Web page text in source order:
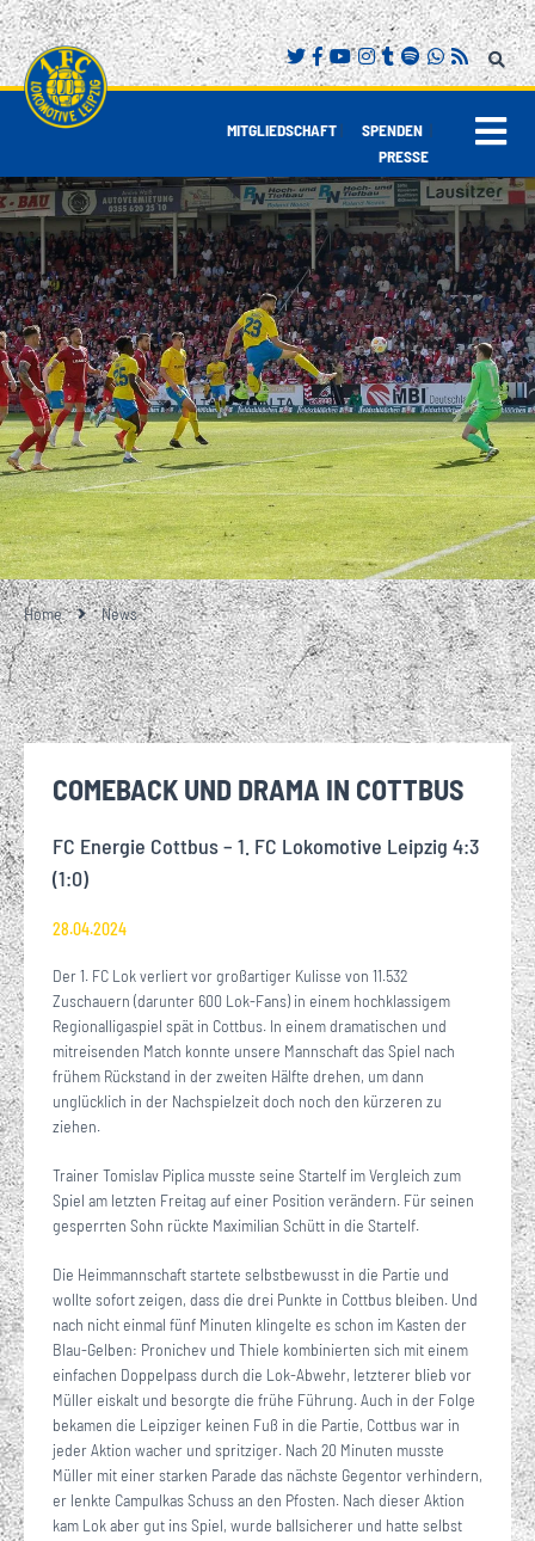
MITGLIEDSCHAFT| SPENDEN |
PRESSE
Home News
COMEBACK UND DRAMA IN COTTBUS
FC Energie Cottbus – 1. FC Lokomotive Leipzig 4:3
(1:0)
28.04.2024
Der 1. FC Lok verliert vor großartiger Kulisse von 11.532
Zuschauern (darunter 600 Lok-Fans) in einem hochklassigem
Regionalligaspiel spät in Cottbus. In einem dramatischen und
mitreisenden Match konnte unsere Mannschaft das Spiel nach
frühem Rückstand in der zweiten Hälfte drehen, um dann
unglücklich in der Nachspielzeit doch noch den kürzeren zu
ziehen.
Trainer Tomislav Piplica musste seine Startelf im Vergleich zum
Spiel am letzten Freitag auf einer Position verändern. Für seinen
gesperrten Sohn rückte Maximilian Schütt in die Startelf.
Die Heimmannschaft startete selbstbewusst in die Partie und
wollte sofort zeigen, dass die drei Punkte in Cottbus bleiben. Und
nach nicht einmal fünf Minuten klingelte es schon im Kasten der
Blau-Gelben: Pronichev und Thiele kombinierten sich mit einem
einfachen Doppelpass durch die Lok-Abwehr, letzterer blieb vor
Müller eiskalt und besorgte die frühe Führung. Auch in der Folge
bekamen die Leipziger keinen Fuß in die Partie, Cottbus war in
jeder Aktion wacher und spritziger. Nach 20 Minuten musste
Müller mit einer starken Parade das nächste Gegentor verhindern,
er lenkte Campulkas Schuss an den Pfosten. Nach dieser Aktion
kam Lok aber gut ins Spiel, wurde ballsicherer und hatte selbst